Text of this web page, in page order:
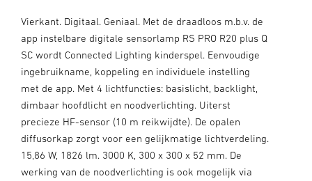
Vierkant. Digitaal. Geniaal. Met de draadloos m.b.v. de
app instelbare digitale sensorlamp RS PRO R20 plus Q
SC wordt Connected Lighting kinderspel. Eenvoudige
ingebruikname, koppeling en individuele instelling
met de app. Met 4 lichtfuncties: basislicht, backlight,
dimbaar hoofdlicht en noodverlichting. Uiterst
precieze HF-sensor (10 m reikwijdte). De opalen
diffusorkap zorgt voor een gelijkmatige lichtverdeling.
15,86 W, 1826 lm. 3000 K, 300 x 300 x 52 mm. De
werking van de noodverlichting is ook mogelijk via